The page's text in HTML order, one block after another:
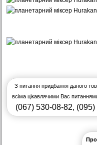
З питання придбання даного
всіма цікавлячими Вас
(067) 530-08-82,